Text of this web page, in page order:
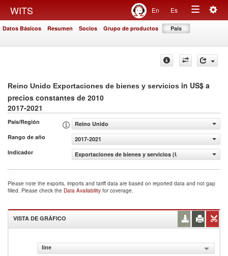
WITS En Es
Toggle
Datos Básicos Resumen Socios Grupo de productos País
Reino Unido Exportaciones de bienes y servicios in US$ a
precios constantes de 2010
2017-2021
País/Región
Reino Unido
Rango de año
2017-2021
Indicador
Exportaciones de bienes y servicios (US$ a precios
Please note the exports, imports and tariff data are based on reported data and not gap
filled. Please check the Data Availability for coverage.
VISTA DE GRÁFICO
line